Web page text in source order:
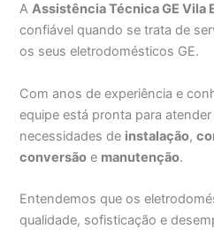
AAssistência Técnica GE Vila
confiável quando se trata de
os seus eletrodomésticos GE.
Com anos de experiência e
equipe está pronta para
necessidades de instalação,
conversão e manutenção.
Entendemos que os
qualidade, sofisticação e